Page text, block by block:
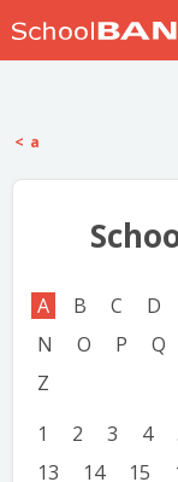
a
A B C D
N
O P Q
Z
1
2 3 4
13
14 15